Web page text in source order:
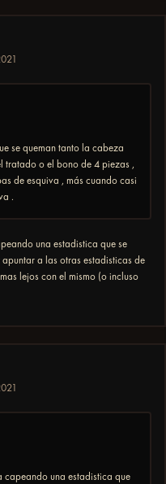
se queman tanto la cabeza
tratado o el bono de 4 piezas ,
de esquiva , más cuando casi
.
una estadistica que se
a las otras estadisticas de
lejos con el mismo (o incluso
capeando una estadistica que